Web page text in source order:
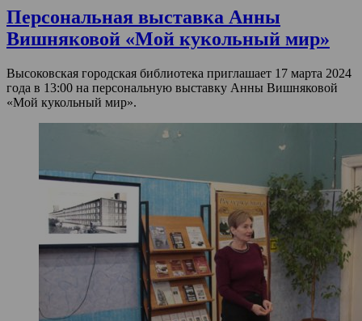
Персональная выставка Анны
Вишняковой «Мой кукольный мир»
Высоковская городская библиотека приглашает 17 марта 2024
года в 13:00 на персональную выставку Анны Вишняковой
«Мой кукольный мир».